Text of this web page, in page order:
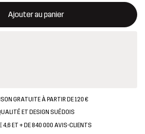
Ajouter au panier
fenêtre modale confirmant un nouvel
GRATUITE À PARTIR DE 120 €
ET DESIGN SUÉDOIS
4,6 ET + DE 840 000 AVIS-CLIENTS